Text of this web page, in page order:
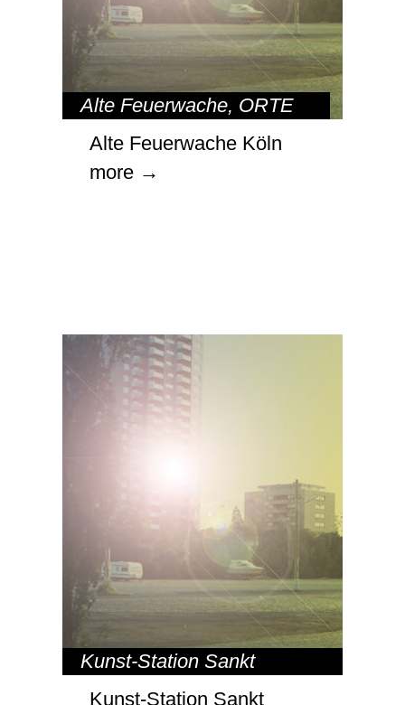
Alte Feuerwache, ORTE
Alte Feuerwache Köln
more →
Kunst-Station Sankt
Peter
,ORTE
Kunst-Station Sankt